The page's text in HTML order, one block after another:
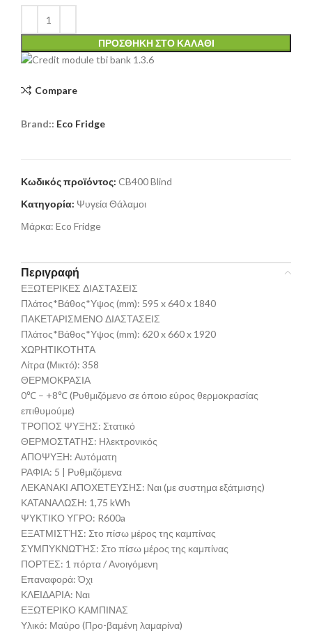
ΠΡΟΣΘΉΚΗ ΣΤΟ ΚΑΛΆΘΙ
Compare
Brand:: Eco Fridge
Κωδικός προϊόντος: CB400 Blind
Κατηγορία: Ψυγεία Θάλαμοι
Μάρκα: Eco Fridge
Περιγραφή
ΕΞΩΤΕΡΙΚΕΣ ΔΙΑΣΤΑΣΕΙΣ
Πλάτος*Βάθος*Υψος (mm): 595 x 640 x 1840
ΠΑΚΕΤΑΡΙΣΜΕΝΟ ΔΙΑΣΤΑΣΕΙΣ
Πλάτος*Βάθος*Υψος (mm): 620 x 660 x 1920
ΧΩΡΗΤΙΚΟΤΗΤΑ
Λίτρα (Μικτό): 358
ΘΕΡΜΟΚΡΑΣΙΑ
0℃ – +8℃ (Ρυθμιζόμενο σε όποιο εύρος θερμοκρασίας
επιθυμούμε)
ΤΡΟΠΟΣ ΨΥΞΗΣ: Στατικό
ΘΕΡΜΟΣΤΑΤΗΣ: Ηλεκτρονικός
ΑΠΟΨΥΞΗ: Αυτόματη
ΡΑΦΙΑ: 5 | Ρυθμιζόμενα
ΛΕΚΑΝΑΚΙ ΑΠΟΧΕΤΕΥΣΗΣ: Ναι (με συστημα εξάτμισης)
ΚΑΤΑΝΑΛΩΣΗ: 1,75 kWh
ΨΥΚΤΙΚΟ ΥΓΡΟ: R600a
ΕΞΑΤΜΙΣΤΉΣ: Στο πίσω μέρος της καμπίνας
ΣΥΜΠΥΚΝΩΤΉΣ: Στο πίσω μέρος της καμπίνας
ΠΟΡΤΕΣ: 1 πόρτα / Ανοιγόμενη
Επαναφορά: Όχι
ΚΛΕΙΔΑΡΙΑ: Ναι
ΕΞΩΤΕΡΙΚΟ ΚΑΜΠΙΝΑΣ
Υλικό: Μαύρο (Προ-βαμένη λαμαρίνα)